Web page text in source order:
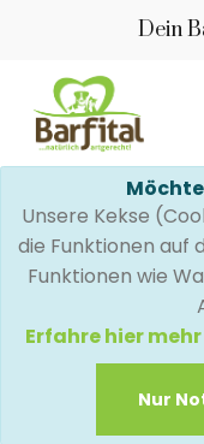
Dein
Unsere Kekse
die Funktionen auf
Funktionen wie
Erfahre hier
Nur